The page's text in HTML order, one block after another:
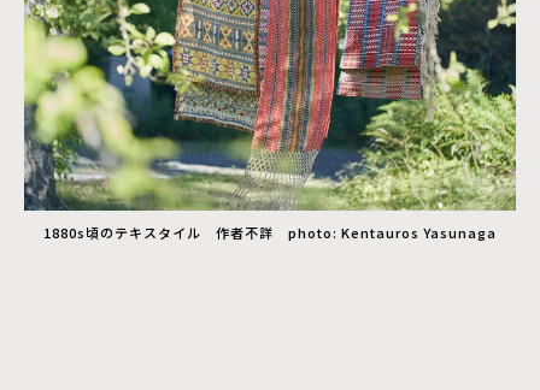
1880s頃のテキスタイル 作者不詳 photo: Kentauros Yasunaga